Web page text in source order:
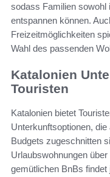
sodass Familien sowohl
entspannen können.
Freizeitmöglichkeiten
Wahl des passenden
Katalonien
Touristen
Katalonien bietet
Unterkunftsoptionen,
Budgets zugeschnitten
Urlaubswohnungen
gemütlichen BnBs